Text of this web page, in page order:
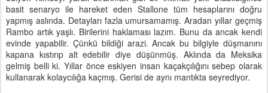
basit senaryo ile hareket eden Stallone tüm hesaplarını doğru
yapmış aslında. Detayları fazla umursamamış. Aradan yıllar geçmiş
Rambo artık yaşlı. Birilerini haklaması lazım. Bunu da ancak kendi
evinde yapabilir. Çünkü bildiği arazi. Ancak bu bilgiyle düşmanını
kapana kıstırıp alt edebilir diye düşünmüş. Aklında da Meksika
gelmiş belli ki. Yıllar önce eskiyen insan kaçakçılığını sebep olarak
kullanarak kolaycılığa kaçmış. Gerisi de aynı mantıkta seyrediyor.